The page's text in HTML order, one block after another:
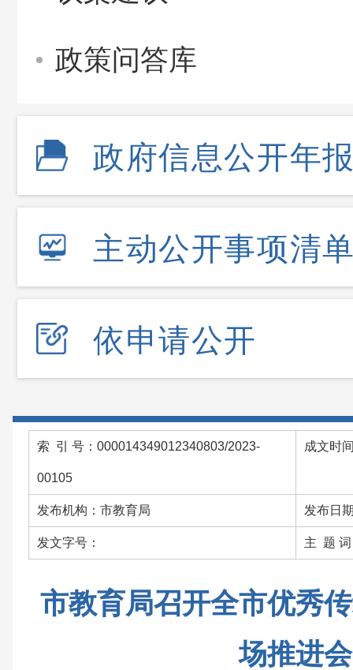
政策问答库
政府信息公开年
主动公开事项清
依申请公开
索 引 号：000014349012340803/2023-
00105
成文时
发布机构：市教育局 发布日
发文字号： 主 题 词
市教育局召开全市优秀
场推进会